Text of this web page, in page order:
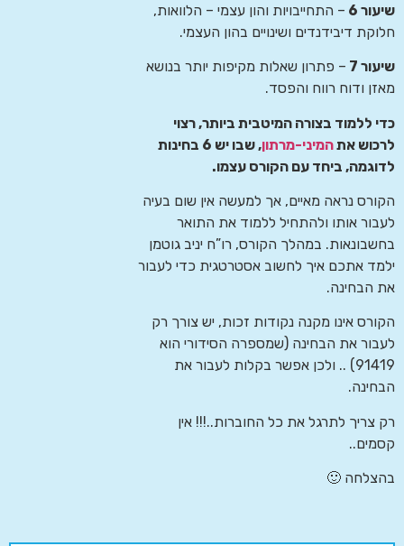
שיעור 6
– התחייבויות והון עצמי – הלוואות,
חלוקת דיבידנדים ושינויים בהון העצמי.
שיעור 7
– פתרון שאלות מקיפות יותר בנושא
מאזן ודוח רווח והפסד.
כדי ללמוד בצורה המיטבית ביותר, רצוי
לרכוש אתהמיני-מרתון
, שבו יש 6 בחינות
לדוגמה, ביחד עם הקורס עצמו.
הקורס נראה מאיים, אך למעשה אין שום בעיה
לעבור אותו ולהתחיל ללמוד את התואר
בחשבונאות. במהלך הקורס, רו”ח יניב גוטמן
ילמד אתכם איך לחשוב אסטרטגית כדי לעבור
את הבחינה.
הקורס אינו מקנה נקודות זכות, יש צורך רק
לעבור את הבחינה (שמספרה הסידורי הוא
91419) .. ולכן אפשר בקלות לעבור את
הבחינה.
רק צריך לתרגל את כל החוברות..!!! אין
קסמים..
בהצלחה 🙂